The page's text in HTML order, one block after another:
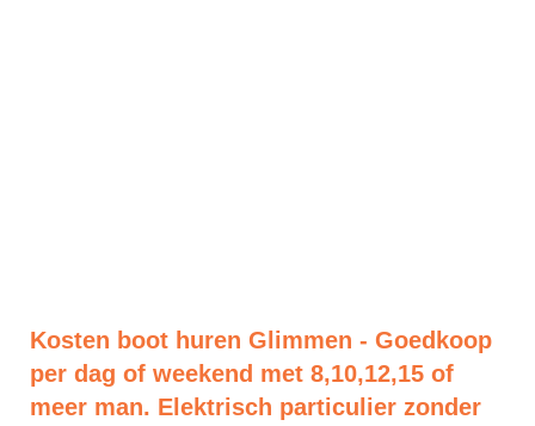
Kosten boot huren Glimmen - Goedkoop
per dag of weekend met 8,10,12,15 of
meer man. Elektrisch particulier zonder